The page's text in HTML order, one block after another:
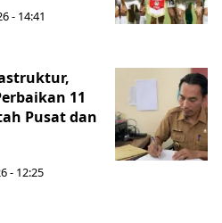
- 14:41
11
Pusat dan
- 12:25